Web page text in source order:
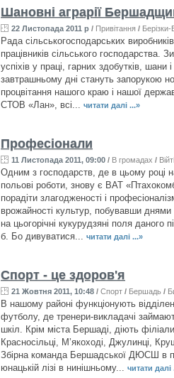
Шановні аграрії
22 Листопада 2011 р / Привітання /
Рада сільськогосподарських
працівників сільського господарства.
успіхів у праці, гарних здобутків,
завтрашньому дні стануть запорукою
процвітання нашого краю і нашої
СТОВ «Лан», всі... читати далі ...»
Професіонали
11 Листопада 2011, 09:00 / В громадах /
Одним з господарств, де в цьому році
польові роботи, знову є ВАТ
порадіти злагодженості і
врожайності культур, побувавши
на цьогорічні кукурудзяні поля
б. Бо дивуватися... читати далі ...»
Спорт - це здоров'я
21 Жовтня 2011, 10:48 / Спорт / Бершадь /
В нашому районі функціонують
футболу, де тренери-викладачі
шкіл. Крім міста Бершаді, діють
Красносільці, М’якоході, Джулинці,
Збірна команда Бершадської ДЮСШ в
юнацькій лізі в нинішньому... читати далі